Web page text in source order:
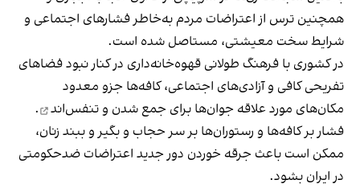
همچنین ترس از اعتراضات مردم به‌خاطر فشارهای اجتماعی و
شرایط سخت معیشتی، مستاصل شده است.
در کشوری با فرهنگ طولانی قهوه‌‌خانه‌داری در کنار نبود فضاهای
تفریحی کافی و آزادی‌های اجتماعی، کافه‌ها جزو معدود
مکان‌های مورد علاقه جوان‌ها برای جمع شدن و تنفس‌اند
.
فشار بر کافه‌ها و رستوران‌ها بر سر حجاب و بگیر و ببند زنان،
ممکن است باعث جرقه خوردن دور جدید اعتراضات ضدحکومتی
در ایران بشود.